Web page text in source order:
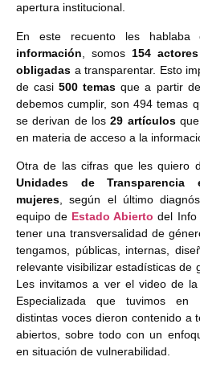
apertura institucional.
En este recuento les
información , somos 154
obligadas a transparentar. Esto
de casi500 temas que a partir
debemos cumplir, son 494 temas
se derivan de los29 artículosque
en materia de acceso a la
Otra de las cifras que les quiero
Unidades de Transparencia
mujeres , según el último
equipo de Estado Abierto del Info
tener una transversalidad de
tengamos, públicas, internas,
relevante visibilizar estadísticas de
Les invitamos a ver el video de
Especializada que tuvimos en
distintas voces dieron contenido a
abiertos, sobre todo con un
en situación de vulnerabilidad.